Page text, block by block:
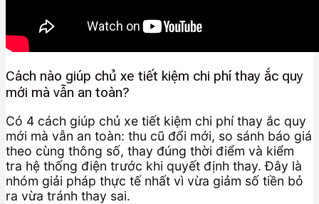
Cách nào giúp chủ xe tiết kiệm chi phí thay ắc quy
mới mà vẫn an toàn?
Có 4 cách giúp chủ xe tiết kiệm chi phí thay ắc quy
mới mà vẫn an toàn: thu cũ đổi mới, so sánh báo giá
theo cùng thông số, thay đúng thời điểm và kiểm
tra hệ thống điện trước khi quyết định thay. Đây là
nhóm giải pháp thực tế nhất vì vừa giảm số tiền bỏ
ra vừa tránh thay sai.